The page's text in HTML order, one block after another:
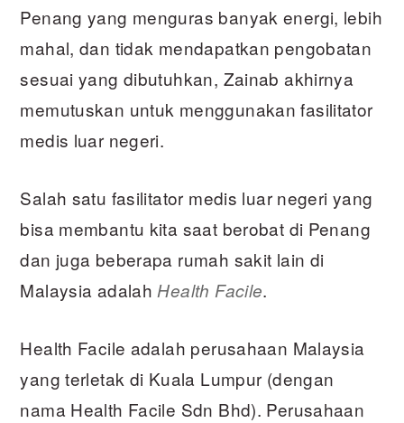
Penang yang menguras banyak energi, lebih
mahal, dan tidak mendapatkan pengobatan
sesuai yang dibutuhkan, Zainab akhirnya
memutuskan untuk menggunakan fasilitator
medis luar negeri.
Salah satu fasilitator medis luar negeri yang
bisa membantu kita saat berobat di Penang
dan juga beberapa rumah sakit lain di
Malaysia adalahHealth Facile.
Health Facile adalah perusahaan Malaysia
yang terletak di Kuala Lumpur (dengan
nama Health Facile Sdn Bhd). Perusahaan